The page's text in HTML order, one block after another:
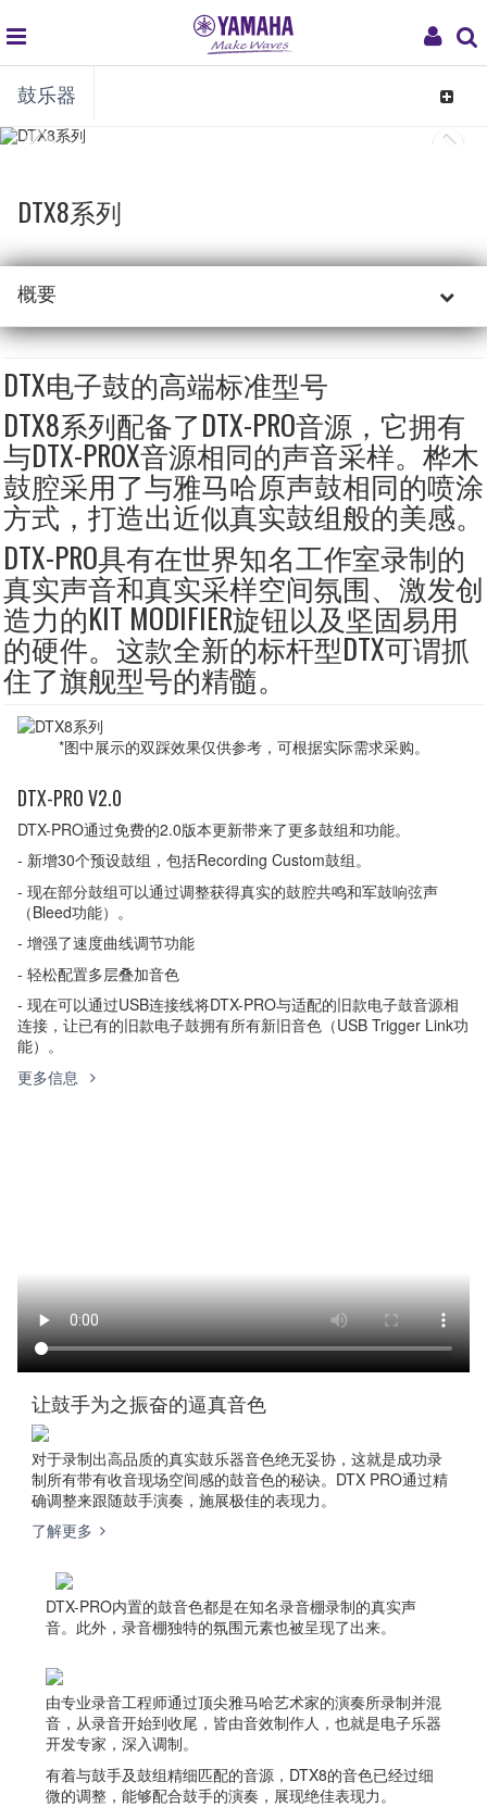
My
global
navigation
鼓乐器
Toggle
DTX8系列
概要
DTX电子鼓的高端标准型号
DTX8系列配备了DTX-PRO音源，它拥有
与DTX-PROX音源相同的声音采样。桦木
鼓腔采用了与雅马哈原声鼓相同的喷涂
方式，打造出近似真实鼓组般的美感。
DTX-PRO具有在世界知名工作室录制的
真实声音和真实采样空间氛围、激发创
造力的KIT MODIFIER旋钮以及坚固易用
的硬件。这款全新的标杆型DTX可谓抓
住了旗舰型号的精髓。
*图中展示的双踩效果仅供参考，可根据实际需求采购。
DTX-PRO V2.0
DTX-PRO通过免费的2.0版本更新带来了更多鼓组和功能。
- 新增30个预设鼓组，包括Recording Custom鼓组。
- 现在部分鼓组可以通过调整获得真实的鼓腔共鸣和军鼓响弦声
（Bleed功能）。
- 增强了速度曲线调节功能
- 轻松配置多层叠加音色
- 现在可以通过USB连接线将DTX-PRO与适配的旧款电子鼓音源相
连接，让已有的旧款电子鼓拥有所有新旧音色（USB Trigger Link功
能）。
更多信息
让鼓手为之振奋的逼真音色
对于录制出高品质的真实鼓乐器音色绝无妥协，这就是成功录
制所有带有收音现场空间感的鼓音色的秘诀。DTX PRO通过精
确调整来跟随鼓手演奏，施展极佳的表现力。
了解更多
DTX-PRO内置的鼓音色都是在知名录音棚录制的真实声
音。此外，录音棚独特的氛围元素也被呈现了出来。
由专业录音工程师通过顶尖雅马哈艺术家的演奏所录制并混
音，从录音开始到收尾，皆由音效制作人，也就是电子乐器
开发专家，深入调制。
有着与鼓手及鼓组精细匹配的音源，DTX8的音色已经过细
微的调整，能够配合鼓手的演奏，展现绝佳表现力。